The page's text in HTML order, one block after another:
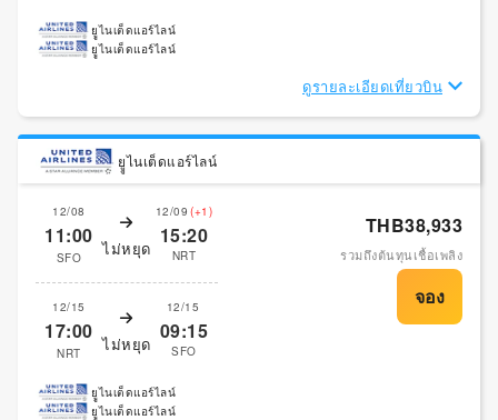
ยููไนเต็ดแอร์ไลน์
ยููไนเต็ดแอร์ไลน์
ดูรายละเอียดเที่ยวบิน
ยููไนเต็ดแอร์ไลน์
12/08
11:00
SFO ไม่หยุด
12/09 (+1)
15:20
NRT
12/15
17:00
NRT ไม่หยุด
12/15
09:15
SFO
THB38,933
รวมถึงต้นทุนเชื้อเพลิง
ยููไนเต็ดแอร์ไลน์
ยููไนเต็ดแอร์ไลน์